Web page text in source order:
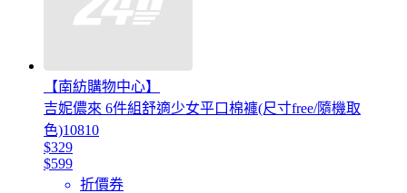
【南紡購物中心】
吉妮儂來 6件組舒適少女平口棉褲(尺寸free/隨機取
色)10810
$329
$599
折價券